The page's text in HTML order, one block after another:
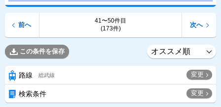
41〜50件目
(173件)
前へ 次へ
この条件を保存
路線 総武線 変更
検索条件 変更